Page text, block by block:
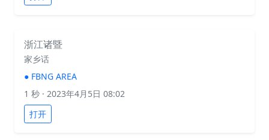
浙江诸暨
家乡话
● FBNG AREA
1 秒 · 2023年4月5日 08:02
打开